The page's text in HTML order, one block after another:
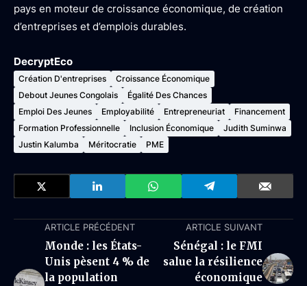
pays en moteur de croissance économique, de création
d’entreprises et d’emplois durables.
DecryptEco
Création D'entreprises
Croissance Économique
Debout Jeunes Congolais
Égalité Des Chances
Emploi Des Jeunes
Employabilité Entrepreneuriat
Financement
Formation Professionnelle
Inclusion Économique
Judith Suminwa
Justin Kalumba
Méritocratie PME
ARTICLE PRÉCÉDENT
Monde : les États-
Unis pèsent 4 % de
la population
ARTICLE SUIVANT
Sénégal : le FMI
salue la résilience
économique